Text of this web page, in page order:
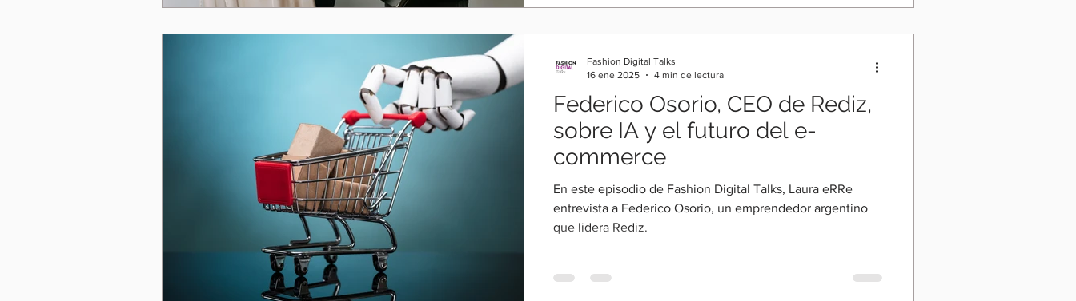
Federico Osorio, CEO de Rediz,
sobre IA y el futuro del e-
commerce
En este episodio de Fashion Digital Talks, Laura eRRe
entrevista a Federico Osorio, un emprendedor argentino
que lidera Rediz.
Fashion Digital Talks
16 ene 2025
4 min de lectura